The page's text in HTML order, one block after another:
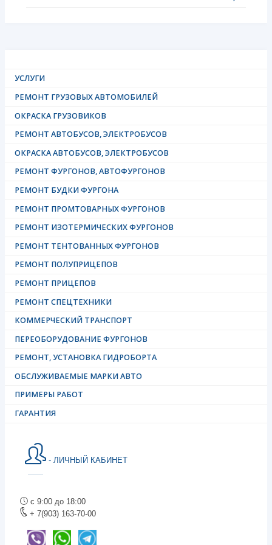
УСЛУГИ
РЕМОНТ ГРУЗОВЫХ АВТОМОБИЛЕЙ
ОКРАСКА ГРУЗОВИКОВ
РЕМОНТ АВТОБУСОВ, ЭЛЕКТРОБУСОВ
ОКРАСКА АВТОБУСОВ, ЭЛЕКТРОБУСОВ
РЕМОНТ ФУРГОНОВ, АВТОФУРГОНОВ
РЕМОНТ БУДКИ ФУРГОНА
РЕМОНТ ПРОМТОВАРНЫХ ФУРГОНОВ
РЕМОНТ ИЗОТЕРМИЧЕСКИХ ФУРГОНОВ
РЕМОНТ ТЕНТОВАННЫХ ФУРГОНОВ
РЕМОНТ ПОЛУПРИЦЕПОВ
РЕМОНТ ПРИЦЕПОВ
РЕМОНТ СПЕЦТЕХНИКИ
КОММЕРЧЕСКИЙ ТРАНСПОРТ
ПЕРЕОБОРУДОВАНИЕ ФУРГОНОВ
РЕМОНТ, УСТАНОВКА ГИДРОБОРТА
ОБСЛУЖИВАЕМЫЕ МАРКИ АВТО
ПРИМЕРЫ РАБОТ
ГАРАНТИЯ
- ЛИЧНЫЙ КАБИНЕТ
с 9:00 до 18:00
+ 7(903) 163-70-00